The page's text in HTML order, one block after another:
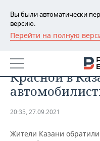
Вы были автоматически
версию.
Перейти на полную
РЕГИОНЫ
БАШКОРТОСТАН
ТАТАРСТАН
НОВОСТИ
АНАЛИТИКА
ДЕКЛАРАЦИИ О
НОВОСТИ ЭКОНОМИКИ
ПРОМЫШЛЕННОСТЬ
Велополосу
Красной в
20:35, 27.09.2021
Жители Казани